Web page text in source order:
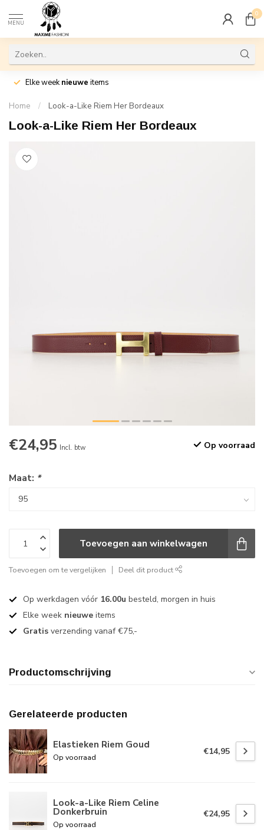
MENU
0
Elke weeknieuwe items
Home / Look-a-Like Riem Her Bordeaux
Look-a-Like Riem Her Bordeaux
€24,95 Incl. btw Op voorraad
Maat: *
Toevoegen aan winkelwagen
Toevoegen om te vergelijken Deel dit product
Op werkdagen vóór 16.00u besteld, morgen in huis
Elke week nieuwe items
Gratis verzending vanaf €75,-
Productomschrijving
Gerelateerde producten
Elastieken Riem Goud
Op voorraad
€14,95
Look-a-Like Riem Celine
Donkerbruin
Op voorraad
€24,95